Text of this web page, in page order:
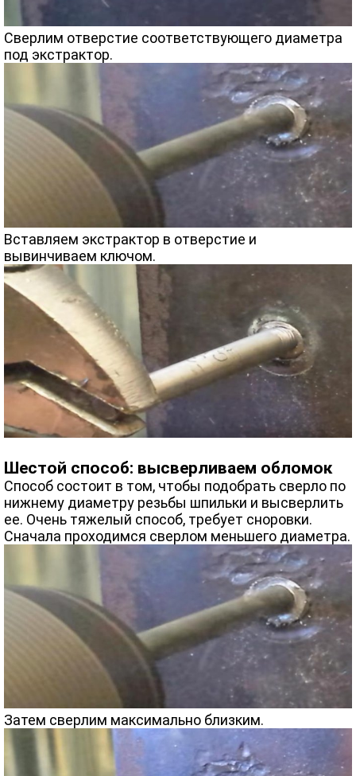
Сверлим отверстие соответствующего диаметра
под экстрактор.
Вставляем экстрактор в отверстие и
вывинчиваем ключом.
Шестой способ: высверливаем обломок
Способ состоит в том, чтобы подобрать сверло по
нижнему диаметру резьбы шпильки и высверлить
ее. Очень тяжелый способ, требует сноровки.
Сначала проходимся сверлом меньшего диаметра.
Затем сверлим максимально близким.